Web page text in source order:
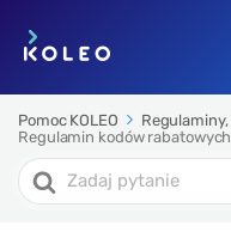
Pomoc KOLEO
Regulamin kodów rabatowych
Search
For